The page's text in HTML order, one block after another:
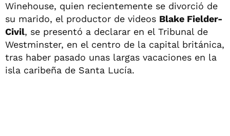
Winehouse, quien recientemente se divorció de
su marido, el productor de videos Blake Fielder-
Civil, se presentó a declarar en el Tribunal de
Westminster, en el centro de la capital británica,
tras haber pasado unas largas vacaciones en la
isla caribeña de Santa Lucía.